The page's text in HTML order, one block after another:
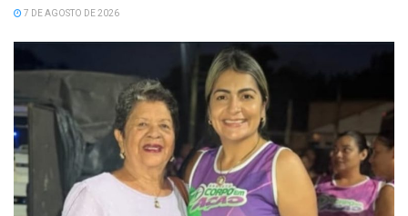
7 DE AGOSTO DE 2026